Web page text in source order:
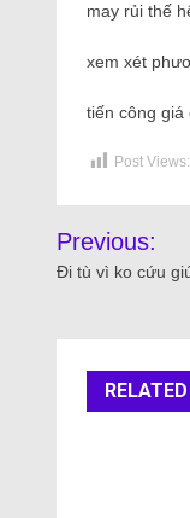
may rủi thế
xem xét
tiến công giá
Post Views:
Previous:
Đi tù vì ko cứu